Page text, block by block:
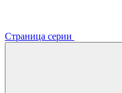
Страница серии